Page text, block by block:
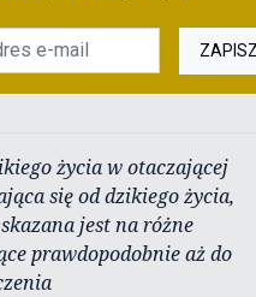
życia w otaczającej
się od dzikiego życia,
jest na różne
prawdopodobnie aż do